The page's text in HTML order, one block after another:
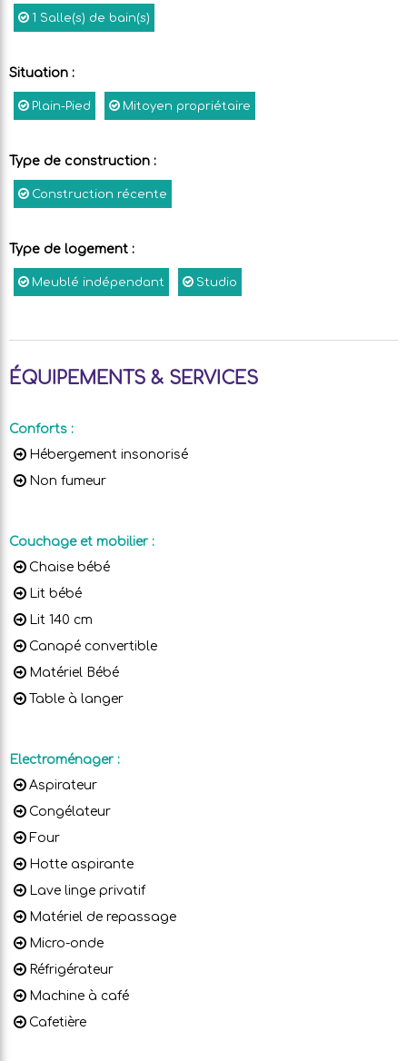
1 Salle(s) de bain(s)
Situation :
Plain-Pied Mitoyen propriétaire
Type de construction :
Construction récente
Type de logement :
Meublé indépendant Studio
ÉQUIPEMENTS & SERVICES
Conforts :
Hébergement insonorisé
Non fumeur
Couchage et mobilier :
Chaise bébé
Lit bébé
Lit 140 cm
Canapé convertible
Matériel Bébé
Table à langer
Electroménager :
Aspirateur
Congélateur
Four
Hotte aspirante
Lave linge privatif
Matériel de repassage
Micro-onde
Réfrigérateur
Machine à café
Cafetière